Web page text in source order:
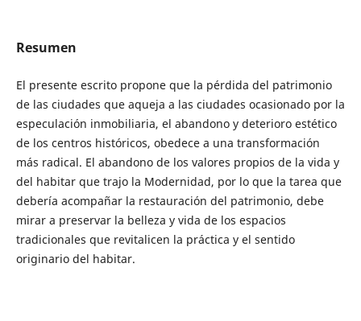
Resumen
El presente escrito propone que la pérdida del patrimonio
de las ciudades que aqueja a las ciudades ocasionado por la
especulación inmobiliaria, el abandono y deterioro estético
de los centros históricos, obedece a una transformación
más radical. El abandono de los valores propios de la vida y
del habitar que trajo la Modernidad, por lo que la tarea que
debería acompañar la restauración del patrimonio, debe
mirar a preservar la belleza y vida de los espacios
tradicionales que revitalicen la práctica y el sentido
originario del habitar.